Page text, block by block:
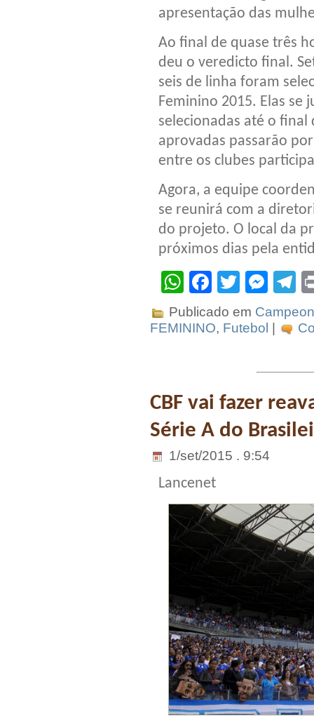
apresentação das
Ao final de quase três
deu o veredicto final.
seis de linha foram
Feminino 2015. Elas se
selecionadas até o final
aprovadas passarão
entre os clubes
Agora, a equipe
se reunirá com a
do projeto. O local da
próximos dias pela
WhatsApp
Facebook
Twitter
Publicado em
FEMININO, Futebol |
CBF vai fazer
Série A do
1/set/2015 . 9:54
Lancenet